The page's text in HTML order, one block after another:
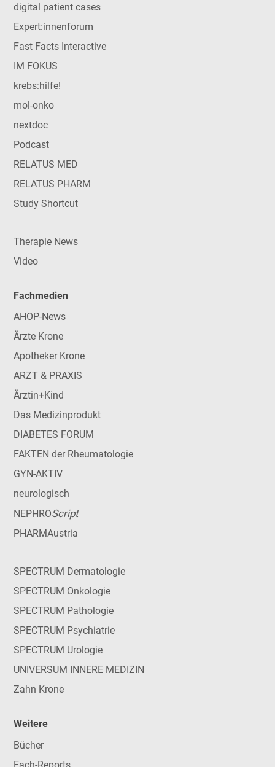
digital patient cases
Expert:innenforum
Fast Facts Interactive
IM FOKUS
krebs:hilfe!
mol-onko
nextdoc
Podcast
RELATUS MED
RELATUS PHARM
Study Shortcut
Therapie News
Video
Fachmedien
AHOP-News
Ärzte Krone
Apotheker Krone
ARZT & PRAXIS
Ärztin+Kind
Das Medizinprodukt
DIABETES FORUM
FAKTEN der Rheumatologie
GYN-AKTIV
neurologisch
NEPHROScript
PHARMAustria
SPECTRUM Dermatologie
SPECTRUM Onkologie
SPECTRUM Pathologie
SPECTRUM Psychiatrie
SPECTRUM Urologie
UNIVERSUM INNERE MEDIZIN
Zahn Krone
Weitere
Bücher